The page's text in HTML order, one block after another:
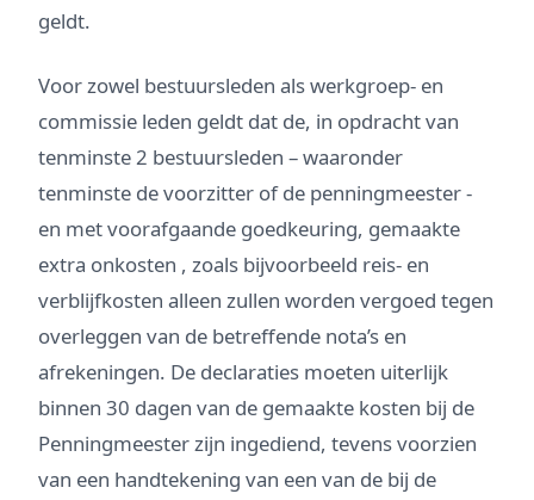
geldt.
Voor zowel bestuursleden als werkgroep- en
commissie leden geldt dat de, in opdracht van
tenminste 2 bestuursleden – waaronder
tenminste de voorzitter of de penningmeester -
en met voorafgaande goedkeuring, gemaakte
extra onkosten , zoals bijvoorbeeld reis- en
verblijfkosten alleen zullen worden vergoed tegen
overleggen van de betreffende nota’s en
afrekeningen. De declaraties moeten uiterlijk
binnen 30 dagen van de gemaakte kosten bij de
Penningmeester zijn ingediend, tevens voorzien
van een handtekening van een van de bij de